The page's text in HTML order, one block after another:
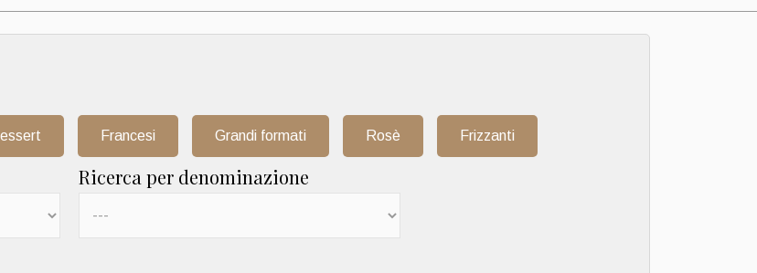
Francesi Grandi formati Rosè Frizzanti
Ricerca per denominazione